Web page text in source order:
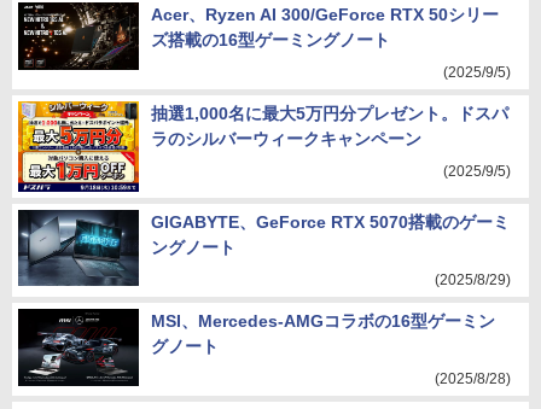
Acer、Ryzen AI 300/GeForce RTX 50シリー
ズ搭載の16型ゲーミングノート
(2025/9/5)
抽選1,000名に最大5万円分プレゼント。ドスパ
ラのシルバーウィークキャンペーン
(2025/9/5)
GIGABYTE、GeForce RTX 5070搭載のゲーミ
ングノート
(2025/8/29)
MSI、Mercedes-AMGコラボの16型ゲーミン
グノート
(2025/8/28)